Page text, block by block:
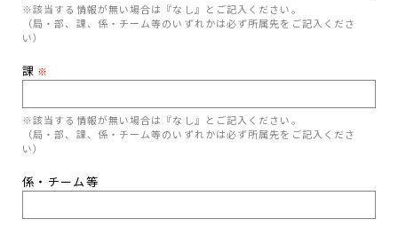
※該当する情報が無い場合は『なし』とご記入ください。
（局・部、課、係・チーム等のいずれかは必ず所属先をご記入くださ
い）
課 ※
※該当する情報が無い場合は『なし』とご記入ください。
（局・部、課、係・チーム等のいずれかは必ず所属先をご記入くださ
い）
係・チーム等